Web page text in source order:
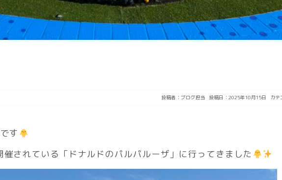
投稿者： ブログ担当 投稿日：2025年10月15日 カテ
す
されている「ドナルドのパルパルーザ」に行ってきました